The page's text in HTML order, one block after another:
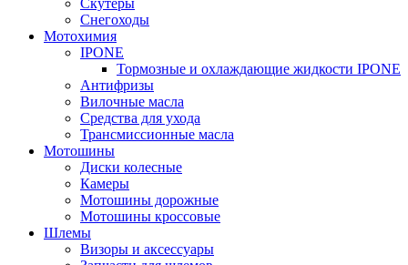
Скутеры
Снегоходы
Мотохимия
IPONE
Тормозные и охлаждающие жидкости IPONE
Антифризы
Вилочные масла
Средства для ухода
Трансмиссионные масла
Мотошины
Диски колесные
Камеры
Мотошины дорожные
Мотошины кроссовые
Шлемы
Визоры и аксессуары